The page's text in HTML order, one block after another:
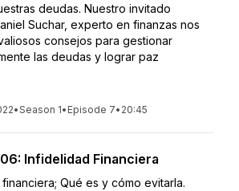
deudas. Nuestro invitado
Suchar, experto en finanzas nos
consejos para gestionar
las deudas y lograr paz
•Season 1• Episode 7• 20:45
Infidelidad Financiera
Qué es y cómo evitarla.